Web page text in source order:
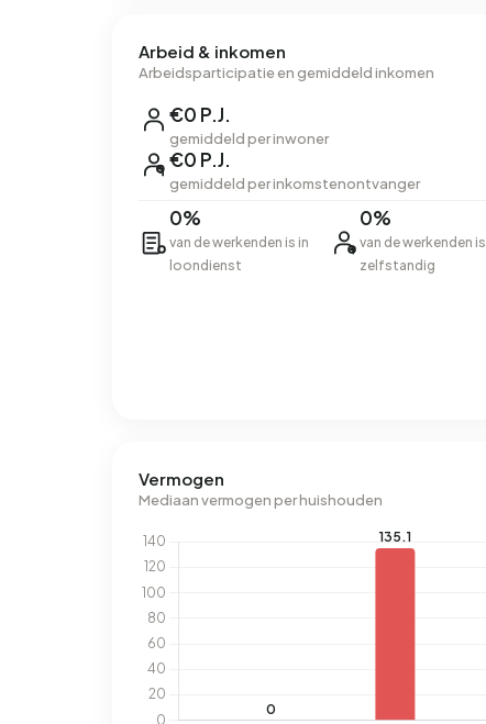
Arbeid & inkomen
Arbeidsparticipatie en gemiddeld inkomen
€0 P.J.
gemiddeld per inwoner
€0 P.J.
gemiddeld per inkomstenontvanger
0%
van de werkenden is in
loondienst
0%
van de werkenden is
zelfstandig
Vermogen
Mediaan vermogen per huishouden